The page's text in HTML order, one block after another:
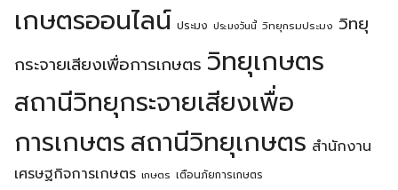
เกษตรออนไลน์ ประมง ประมงวันนี้ วิทยุกรมประมง วิทยุ
กระจายเสียงเพื่อการเกษตร วิทยุเกษตร
สถานีวิทยุกระจายเสียงเพื่อ
การเกษตรสถานีวิทยุเกษตร สำนักงาน
เศรษฐกิจการเกษตร เกษตร เตือนภัยการเกษตร